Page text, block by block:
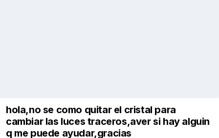
hola,no se como quitar el cristal para
cambiar las luces traceros,aver si hay alguin
q me puede ayudar,gracias